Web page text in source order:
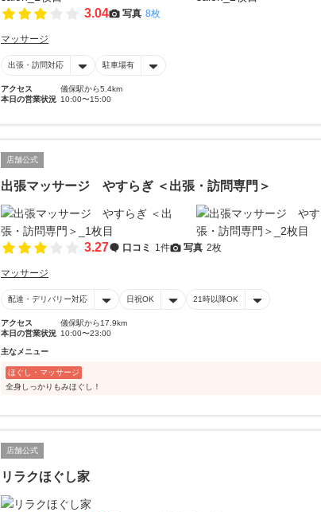
3.04 写真 8枚
マッサージ
出張・訪問対応 駐車場有
アクセス
儀保駅から5.4km
本日の営業状況 10:00〜15:00
店舗公式
出張マッサージ やすらぎ ＜出張・訪問専門＞
3.27 口コミ 1件 写真 2枚
マッサージ
配達・デリバリー対応 日祝OK 21時以降OK
アクセス
儀保駅から17.9km
本日の営業状況 10:00〜23:00
主なメニュー
ほぐし・マッサージ
全身しっかりもみほぐし！
店舗公式
リラクほぐし家